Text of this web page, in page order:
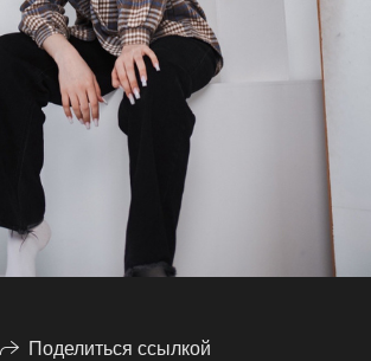
Поделиться ссылкой